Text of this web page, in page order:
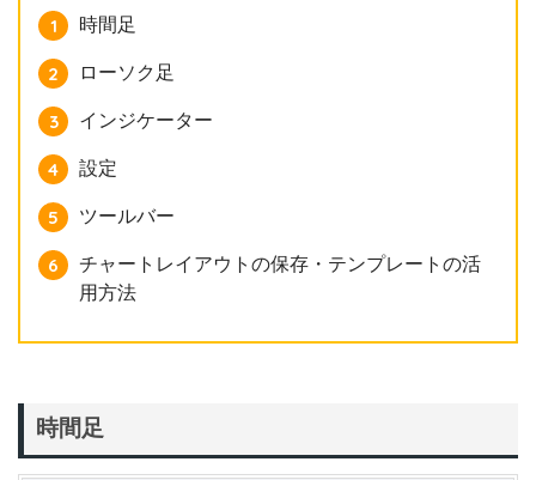
時間足
ローソク足
インジケーター
設定
ツールバー
チャートレイアウトの保存・テンプレートの活
用方法
時間足